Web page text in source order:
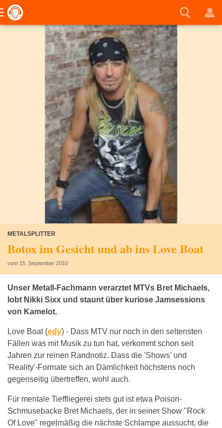
METALSPLITTER
Botox im Gesicht und ab ins Love Boat
vom 15. September 2010
Unser Metall-Fachmann verarztet MTVs Bret Michaels,
lobt Nikki Sixx und staunt über kuriose Jamsessions
von Kamelot.
Love Boat (edy) - Dass MTV nur noch in den seltensten
Fällen was mit Musik zu tun hat, verkommt schon seit
Jahren zur reinen Randnotiz. Dass die 'Shows' und
'Reality'-Formate sich an Dämlichkeit höchstens noch
gegenseitig übertreffen, wohl auch.
Für mentale Tieffliegerei stets gut ist etwa Poison-
Schmusebacke Bret Michaels, der in seiner Show "Rock
Of Love" regelmäßig die nächste Schlampe aussucht, die